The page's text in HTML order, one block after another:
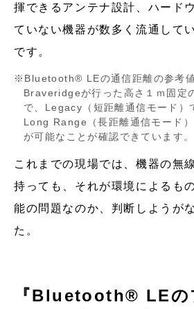
揮できるアンテナ設計、ハード
ていない機器が数多く流通して
です。
Bluetooth® LEの通信距離の参考値
Braveridgeが行った高さ１ｍ固定
で、Legacy（短距離通信モード）
Long Range（長距離通信モード
が可能なことが確認できています。
これまでの現場では、機器の無
持っても、それが環境によるも
能の問題なのか、判断しようが
た。
『Bluetooth® LEの